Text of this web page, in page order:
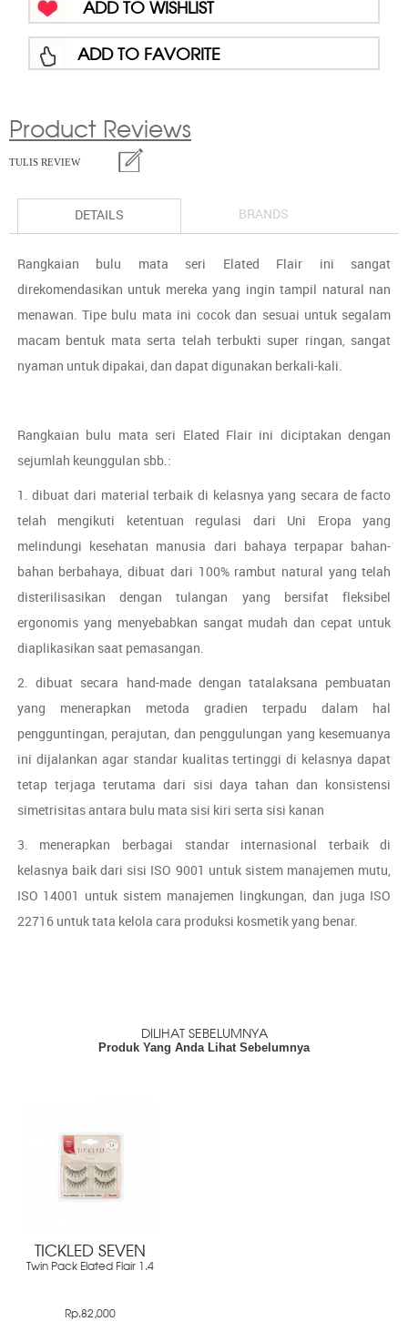
ADD TO WISHLIST
ADD TO FAVORITE
Product Reviews
TULIS REVIEW
DETAILS BRANDS
Rangkaian bulu mata seri Elated Flair ini sangat
direkomendasikan untuk mereka yang ingin tampil natural nan
menawan. Tipe bulu mata ini cocok dan sesuai untuk segalam
macam bentuk mata serta telah terbukti super ringan, sangat
nyaman untuk dipakai, dan dapat digunakan berkali-kali.
Rangkaian bulu mata seri Elated Flair ini diciptakan dengan
sejumlah keunggulan sbb.:
1. dibuat dari material terbaik di kelasnya yang secara de facto
telah mengikuti ketentuan regulasi dari Uni Eropa yang
melindungi kesehatan manusia dari bahaya terpapar bahan-
bahan berbahaya, dibuat dari 100% rambut natural yang telah
disterilisasikan dengan tulangan yang bersifat fleksibel
ergonomis yang menyebabkan sangat mudah dan cepat untuk
diaplikasikan saat pemasangan.
2. dibuat secara hand-made dengan tatalaksana pembuatan
yang menerapkan metoda gradien terpadu dalam hal
pengguntingan, perajutan, dan penggulungan yang kesemuanya
ini dijalankan agar standar kualitas tertinggi di kelasnya dapat
tetap terjaga terutama dari sisi daya tahan dan konsistensi
simetrisitas antara bulu mata sisi kiri serta sisi kanan
3. menerapkan berbagai standar internasional terbaik di
kelasnya baik dari sisi ISO 9001 untuk sistem manajemen mutu,
ISO 14001 untuk sistem manajemen lingkungan, dan juga ISO
22716 untuk tata kelola cara produksi kosmetik yang benar.
DILIHAT SEBELUMNYA
Produk Yang Anda Lihat Sebelumnya
TICKLED SEVEN
Twin Pack Elated Flair 1.4
Rp.82,000